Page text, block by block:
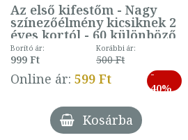
Az első kifestőm - Nagy
színezőélmény kicsiknek 2
éves kortól - 60 különböző
mintával (gombás)
Borító ár:
999 Ft
Korábbi ár:
500 Ft
Online ár: 599 Ft
-
40%
Kosárba